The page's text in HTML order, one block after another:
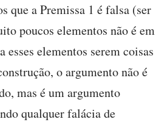
que a Premissa 1 é falsa (ser
poucos elementos não é em
esses elementos serem coisas
o argumento não é
mas é um argumento
qualquer falácia de